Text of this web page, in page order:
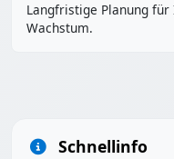
Langfristige Planung
Wachstum.
Schnellinfo